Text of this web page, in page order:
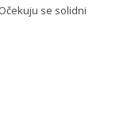
se solidni